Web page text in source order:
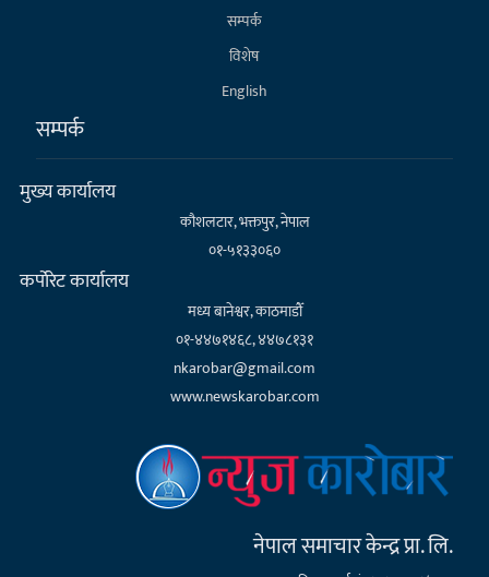
सम्पर्क
विशेष
English
सम्पर्क
मुख्य कार्यालय
कौशलटार, भक्तपुर, नेपाल
०१-५१३३०६०
कर्पाेरेट कार्यालय
मध्य बानेश्वर, काठमाडौँ
०१-४४७१४६८, ४४७८१३१
nkarobar@gmail.com
www.newskarobar.com
नेपाल समाचार केन्द्र प्रा. लि.